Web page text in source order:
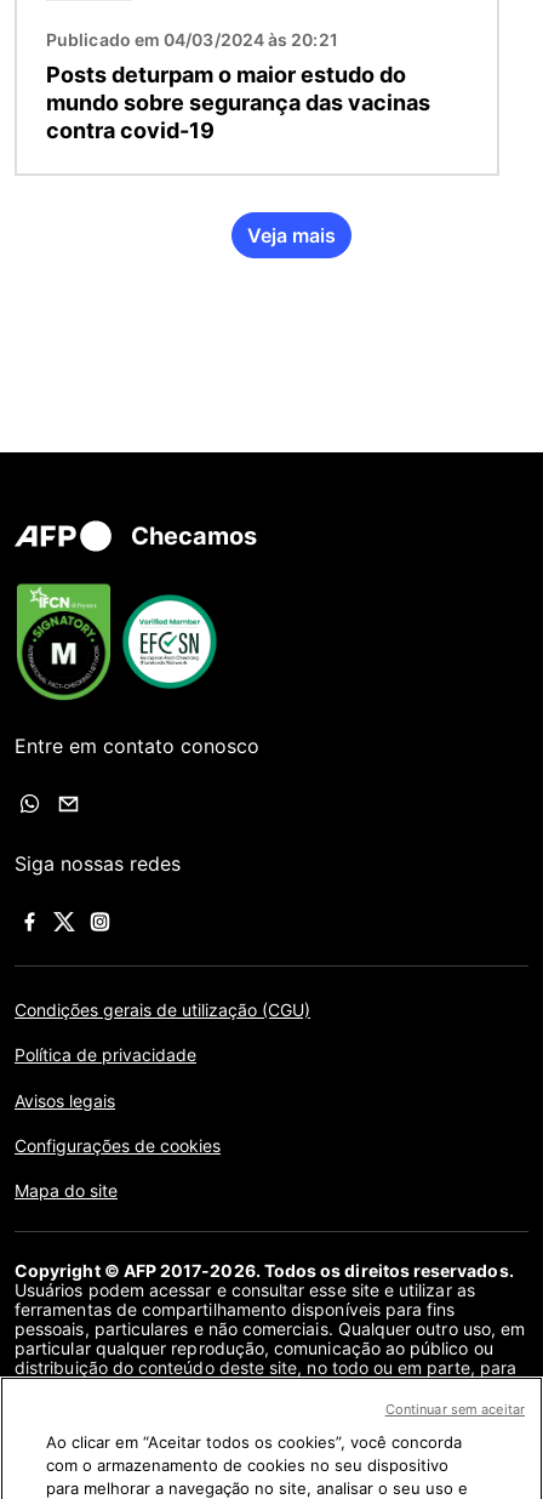
Publicado em 04/03/2024 às 20:21
Posts deturpam o maior estudo do
mundo sobre segurança das vacinas
contra covid-19
Veja mais
Checamos
Entre em contato conosco
Siga nossas redes
Condições gerais de utilização (CGU)
Política de privacidade
Avisos legais
Configurações de cookies
Mapa do site
Copyright © AFP 2017-2026. Todos os direitos reservados.
Usuários podem acessar e consultar esse site e utilizar as
ferramentas de compartilhamento disponíveis para fins
pessoais, particulares e não comerciais. Qualquer outro uso, em
particular qualquer reprodução, comunicação ao público ou
distribuição do conteúdo deste site, no todo ou em parte, para
contrato de licença específico assinado com a AFP, é
meio de links no conteúdo de verificação de fatos são
fornecidos na medida necessária para a correta compreensão
da checagem da informação em questão. A AFP não obteve
Ao clicar em “Aceitar todos os cookies”, você concorda
com o armazenamento de cookies no seu dispositivo
para melhorar a navegação no site, analisar o seu uso e
Continuar sem aceitar